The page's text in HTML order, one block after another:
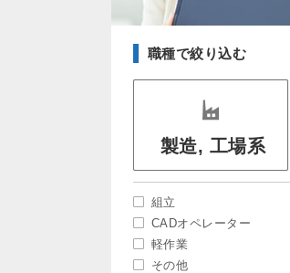
職種で絞り込む
製造, 工場系
組立
CADオペレーター
軽作業
その他